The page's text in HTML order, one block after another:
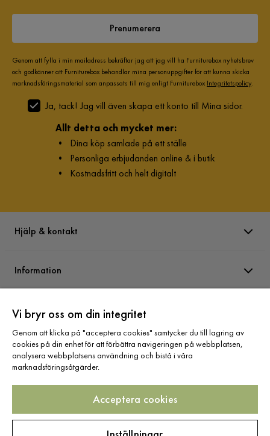
Prenumerera
Genom att fylla i min mailadress bekräftar jag att jag vill ha Furniturebox nyhetsbrev
och godkänner att Furniturebox behandlar mina personuppgifter för att kunna skicka
marknadsföringsmaterial som anpassats till mig enligt Furniturebox Integritetspolicy.
Ja, tack! Jag vill även skapa ett konto till Mina sidor.
Allt detta och mycket mer:
• Dina köp samlade på ett ställe
• Personliga erbjudanden online & i butik
• Kostnadsfritt och helt digitalt
Hjälp & kontakt
Information
Varumärken
Sortiment
Följ oss
Vi bryr oss om din integritet
Genom att klicka på "acceptera cookies" samtycker du till lagring av
cookies på din enhet för att förbättra navigeringen på webbplatsen,
analysera webbplatsens användning och bistå i våra
marknadsföringsåtgärder.
Acceptera cookies